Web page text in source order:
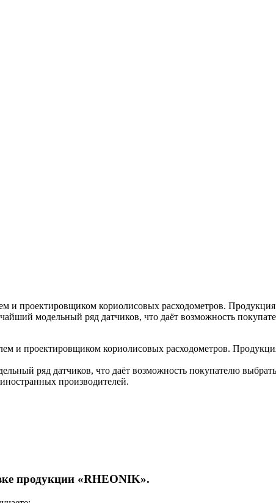
и проектировщиком кориолисовых расходометров.
модельный ряд датчиков, что даёт возможность
и проектировщиком кориолисовых расходометров.
ряд датчиков, что даёт возможность покупателю
производителей.
продукции «RHEONIK».